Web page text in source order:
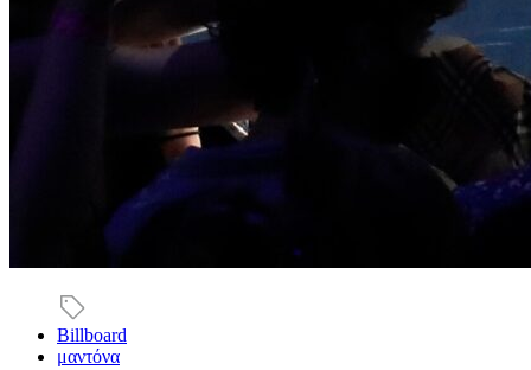
Billboard
μαντόνα